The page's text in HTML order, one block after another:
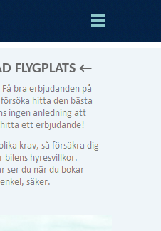
FLYGPLATS ←